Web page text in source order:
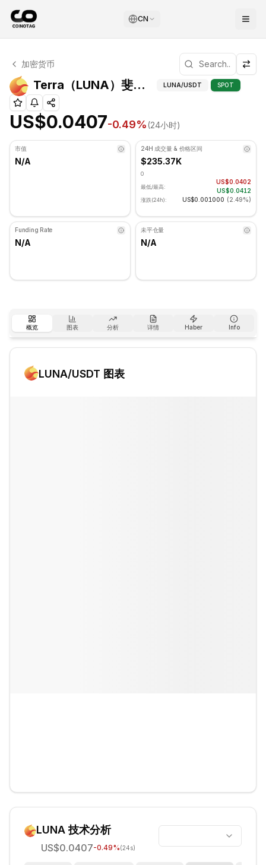
CN
Terra 技术分析
Terra 目前交易价格为 US$0.0407. RSI 指标为 34.39 处
加密货币
Terra（LUNA）斐波那契位 Terra（LUNA
LUNA/USDT SPOT
US$0.0407-0.49%(24小时)
市值
N/A
24H 成交量 & 价格区间
$235.37K
0
最低/最高:
US$0.0402
US$0.0412
涨跌(24h): US$0.001000 (2.49%)
Funding Rate
N/A
未平仓量
N/A
概览 图表 分析 详情 Haber Info
LUNA/USDT 图表
LUNA技术分析
US$0.0407-0.49%(24s)